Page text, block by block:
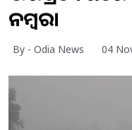
ନମ୍ବର।
By - Odia News 04